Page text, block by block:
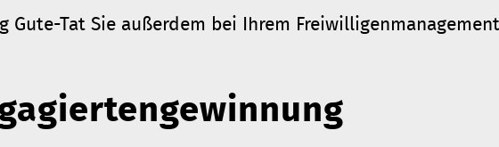
Gute-Tat Sie außerdem bei Ihrem